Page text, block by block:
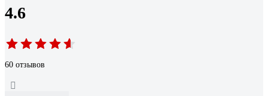
4.6
60 отзывов